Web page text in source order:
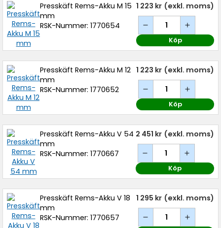
Presskäft Rems-Akku M 15
mm
RSK-Nummer: 1770654
1 223 kr (exkl. moms)
Köp
Presskäft Rems-Akku M 12
mm
RSK-Nummer: 1770652
1 223 kr (exkl. moms)
Köp
Presskäft Rems-Akku V 54
mm
RSK-Nummer: 1770667
2 451 kr (exkl. moms)
Köp
Presskäft Rems-Akku V 18
mm
RSK-Nummer: 1770657
1 295 kr (exkl. moms)